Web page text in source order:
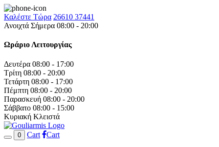
Καλέστε Τώρα 26610 37441
Ανοιχτά Σήμερα 08:00 - 20:00
Ωράριο Λειτουργίας
Δευτέρα 08:00 - 17:00
Τρίτη 08:00 - 20:00
Τετάρτη 08:00 - 17:00
Πέμπτη 08:00 - 20:00
Παρασκευή 08:00 - 20:00
Σάββατο 08:00 - 15:00
Κυριακή Κλειστά
0 Cart Cart